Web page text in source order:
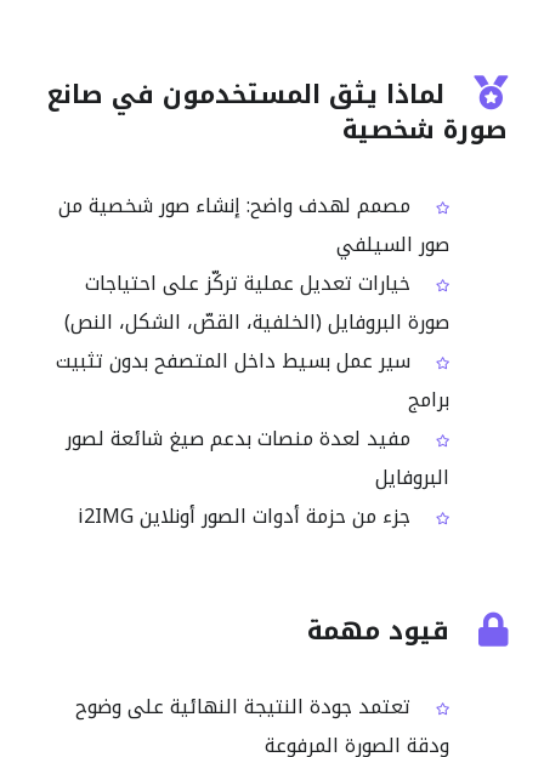
لماذا يثق المستخدمون في صانع
صورة شخصية
مصمم لهدف واضح: إنشاء صور شخصية من
صور السيلفي
خيارات تعديل عملية تركّز على احتياجات
صورة البروفايل (الخلفية، القصّ، الشكل، النص)
سير عمل بسيط داخل المتصفح بدون تثبيت
برامج
مفيد لعدة منصات بدعم صيغ شائعة لصور
البروفايل
جزء من حزمة أدوات الصور أونلاين i2IMG
قيود مهمة
تعتمد جودة النتيجة النهائية على وضوح
ودقة الصورة المرفوعة